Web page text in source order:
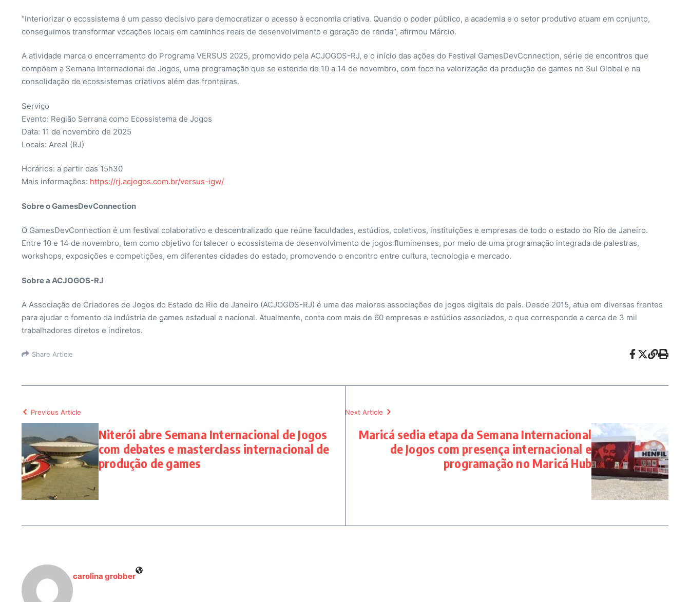
“Interiorizar o ecossistema é um passo decisivo para democratizar o acesso à economia criativa. Quando o poder público, a academia e o setor produtivo atuam em conjunto,
conseguimos transformar vocações locais em caminhos reais de desenvolvimento e geração de renda”, afirmou Márcio.
A atividade marca o encerramento do Programa VERSUS 2025, promovido pela ACJOGOS-RJ, e o início das ações do Festival GamesDevConnection, série de encontros que
compõem a Semana Internacional de Jogos, uma programação que se estende de 10 a 14 de novembro, com foco na valorização da produção de games no Sul Global e na
consolidação de ecossistemas criativos além das fronteiras.
Serviço
Evento: Região Serrana como Ecossistema de Jogos
Data: 11 de novembro de 2025
Locais: Areal (RJ)
Horários: a partir das 15h30
Mais informações: https://rj.acjogos.com.br/versus-igw/
Sobre o GamesDevConnection
O GamesDevConnection é um festival colaborativo e descentralizado que reúne faculdades, estúdios, coletivos, instituições e empresas de todo o estado do Rio de Janeiro.
Entre 10 e 14 de novembro, tem como objetivo fortalecer o ecossistema de desenvolvimento de jogos fluminenses, por meio de uma programação integrada de palestras,
workshops, exposições e competições, em diferentes cidades do estado, promovendo o encontro entre cultura, tecnologia e mercado.
Sobre a ACJOGOS-RJ
A Associação de Criadores de Jogos do Estado do Rio de Janeiro (ACJOGOS-RJ) é uma das maiores associações de jogos digitais do país. Desde 2015, atua em diversas frentes
para ajudar o fomento da indústria de games estadual e nacional. Atualmente, conta com mais de 60 empresas e estúdios associados, o que corresponde a cerca de 3 mil
trabalhadores diretos e indiretos.
Share Article
Previous Article
Niterói abre Semana Internacional de Jogos
com debates e masterclass internacional de
produção de games
Next Article
Maricá sedia etapa da Semana Internacional
de Jogos com presença internacional e
programação no Maricá Hub
carolina grobber